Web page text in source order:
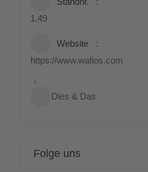
1.49
Web­site
https://www.wafios.com
Dies & Das
Fol­ge uns